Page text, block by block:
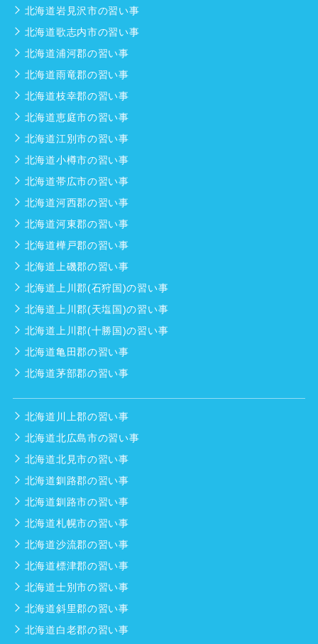
北海道岩見沢市の習い事
北海道歌志内市の習い事
北海道浦河郡の習い事
北海道雨竜郡の習い事
北海道枝幸郡の習い事
北海道恵庭市の習い事
北海道江別市の習い事
北海道小樽市の習い事
北海道帯広市の習い事
北海道河西郡の習い事
北海道河東郡の習い事
北海道樺戸郡の習い事
北海道上磯郡の習い事
北海道上川郡(石狩国)の習い事
北海道上川郡(天塩国)の習い事
北海道上川郡(十勝国)の習い事
北海道亀田郡の習い事
北海道茅部郡の習い事
北海道川上郡の習い事
北海道北広島市の習い事
北海道北見市の習い事
北海道釧路郡の習い事
北海道釧路市の習い事
北海道札幌市の習い事
北海道沙流郡の習い事
北海道標津郡の習い事
北海道士別市の習い事
北海道斜里郡の習い事
北海道白老郡の習い事